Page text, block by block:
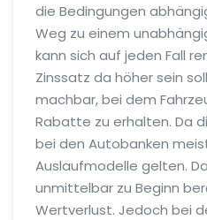
die Bedingungen
Weg zu einem
kann sich auf jeden Fall
Zinssatz da höher sein
machbar, bei dem
Rabatte zu erhalten. Da
bei den Autobanken
Auslaufmodelle gelten.
unmittelbar zu Beginn
Wertverlust. Jedoch bei